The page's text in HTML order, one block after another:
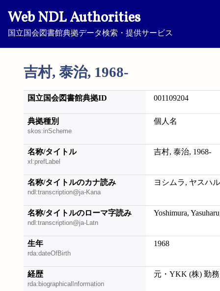
Web NDL Authorities
国立国会図書館典拠データ検索・提供サービス
吉村, 泰治, 1968-
国立国会図書館典拠ID 001109204
典拠種別
skos:inScheme
個人名
名称/タイトル
xl:prefLabel
吉村, 泰治, 1968-
名称/タイトルのカナ読み
ndl:transcription@ja-Kana
ヨシムラ, ヤスハ
名称/タイトルのローマ字読み
ndl:transcription@ja-Latn
Yoshimura,
生年
rda:dateOfBirth
1968
経歴
rda:biographicalInformation
元・YKK (株) 勤